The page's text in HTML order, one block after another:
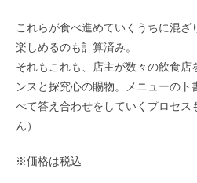
これらが食べ進めていくうちに混ざ
楽しめるのも計算済み。
それもこれも、店主が数々の飲食店
ンスと探究心の賜物。メニューの
べて答え合わせをしていくプロセス
ん）
※価格は税込